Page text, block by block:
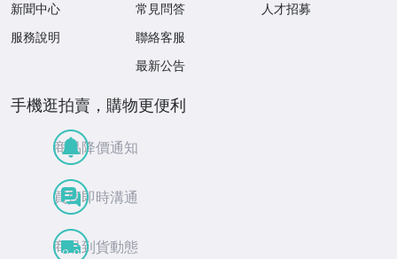
新聞中心
服務說明
常見問答
聯絡客服
最新公告
人才招募
手機逛拍賣，購物更便利
商品降價通知
買賣即時溝通
商品到貨動態